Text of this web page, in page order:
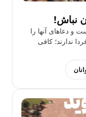
نباش!
و دعاهای آنها را
ندارند؛ کافی